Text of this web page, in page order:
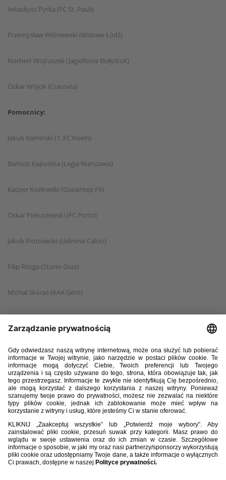
Arkadiusz Pyrka (FC St. Pauli)
Przemysław Wiśniewski (Widzew Łódź)
Norbert Wojtuszek (Jagiellonia Białystok)
Oskar Wójcik (Cracovia)
Pomocnicy:
Jakub Kamiński (1. FC Koeln)
Bartosz Kapustka (Legia Warszawa)
Kacper Kozłowski (Gaziantep FK)
Oskar Pietuszewski (FC Porto)
Jakub Piotrowski (Udinese Calcio)
Filip Rózga (Sturm Graz)
Michał Skóraś (KAA Gent)
Nicola Zalewski (Atalanta BC)
Piotr Zieliński (Inter Mediolan)
Napastnicy:
Karol Czubak (Motor Lublin)